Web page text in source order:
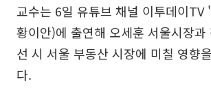
교수는 6일 유튜브 채널 이투데이TV
황이안)에 출연해 오세훈 서울시장과
선 시 서울 부동산 시장에 미칠 영향
다.